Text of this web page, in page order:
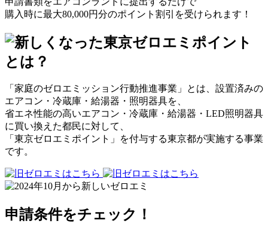
購入時に最大80,000円分のポイント割引を受けられます！
「家庭のゼロエミッション行動推進事業」とは、設置済みの
エアコン・冷蔵庫・給湯器・照明器具を、
省エネ性能の高いエアコン・冷蔵庫・給湯器・LED照明器具
に買い換えた都民に対して、
「東京ゼロエミポイント」を付与する東京都が実施する事業
です。
申請条件をチェック！